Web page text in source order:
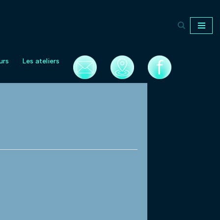
Les ateliers